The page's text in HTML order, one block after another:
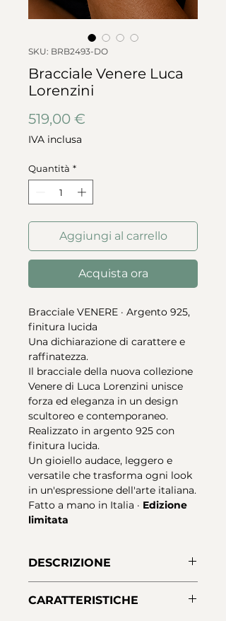
SKU: BRB2493-DO
Bracciale Venere Luca
Lorenzini
519,00 €
IVA inclusa
Quantità *
Aggiungi al carrello
Acquista ora
Bracciale VENERE · Argento 925,
finitura lucida
Una dichiarazione di carattere e
raffinatezza.
Il bracciale della nuova collezione
Venere di Luca Lorenzini unisce
forza ed eleganza in un design
scultoreo e contemporaneo.
Realizzato in argento 925 con
finitura lucida.
Un gioiello audace, leggero e
versatile che trasforma ogni look
in un'espressione dell'arte italiana.
Fatto a mano in Italia · Edizione
limitata
DESCRIZIONE
realizzato in argento 925 lucido. Il
CARATTERISTICHE